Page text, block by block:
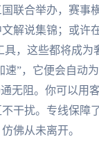
联合举办，赛事
解说集锦；或许
，这些都将成
速”，它便会自
无阻。你可以用
干扰。专线保障
佛从未离开。